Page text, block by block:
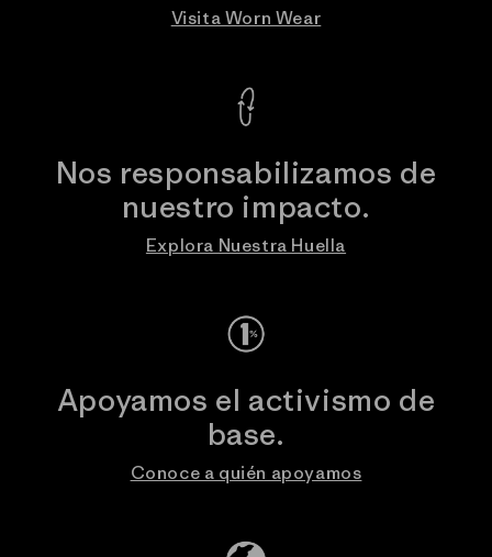
Visita Worn Wear
Nos responsabilizamos de
nuestro impacto.
Explora Nuestra Huella
Apoyamos el activismo de
base.
Conoce a quién apoyamos